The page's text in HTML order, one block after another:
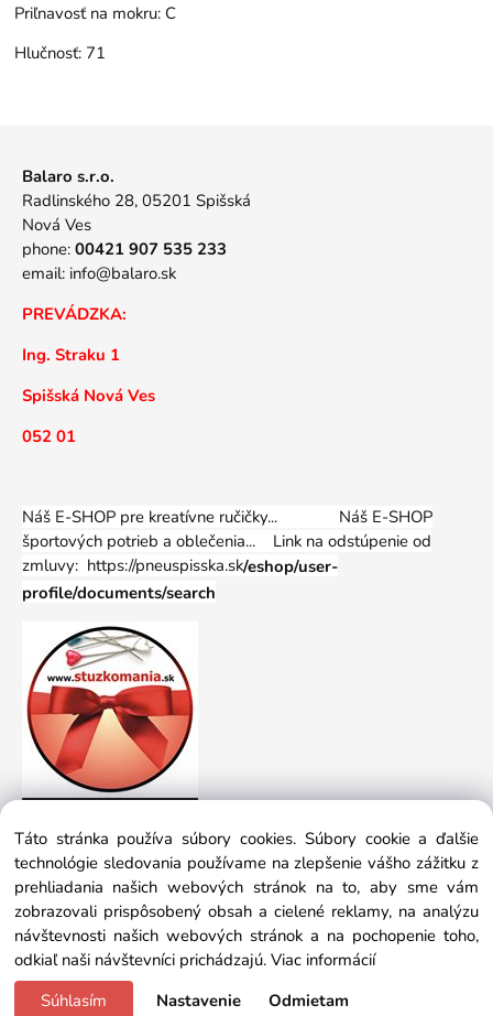
Priľnavosť na mokru: C
Hlučnosť: 71
Balaro s.r.o.
Radlinského 28, 05201 Spišská
Nová Ves
phone: 00421 907 535 233
email: info@balaro.sk
PREVÁDZKA:
Ing. Straku 1
Spišská Nová Ves
052 01
Náš E-SHOP pre kreatívne ručičky... Náš E-SHOP
športových potrieb a oblečenia... Link na odstúpenie od
zmluvy: https://pneuspisska.sk/eshop/user-
profile/documents/search
Táto stránka používa súbory cookies. Súbory cookie a ďalšie
technológie sledovania používame na zlepšenie vášho zážitku z
prehliadania našich webových stránok na to, aby sme vám
zobrazovali prispôsobený obsah a cielené reklamy, na analýzu
návštevnosti našich webových stránok a na pochopenie toho,
odkiaľ naši návštevníci prichádzajú. Viac informácií
Súhlasím
Nastavenie Odmietam